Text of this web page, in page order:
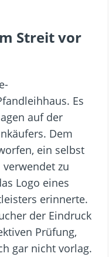
Streit vor
Es
auf der
Dem
ein selbst
zu
Logo eines
erinnerte.
der Eindruck
Prüfung,
gar nicht vorlag.